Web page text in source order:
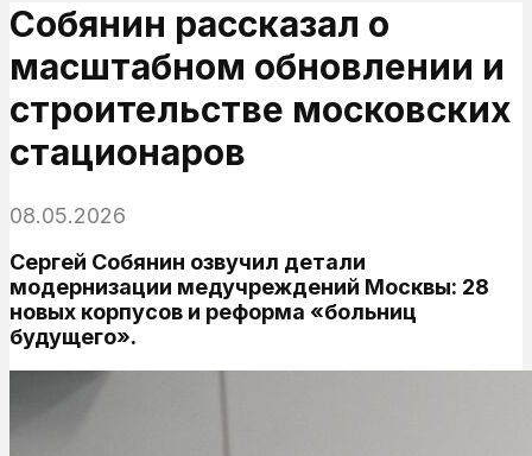
Собянин рассказал о
масштабном обновлении и
строительстве московских
стационаров
08.05.2026
Сергей Собянин озвучил детали
модернизации медучреждений Москвы: 28
новых корпусов и реформа «больниц
будущего».